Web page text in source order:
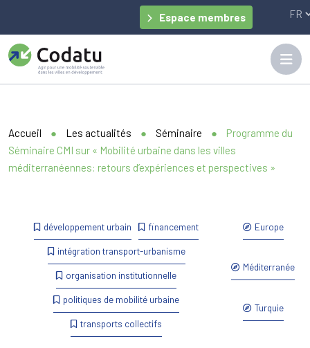
Espace membres
Accueil ● Les actualités ● Séminaire ●
Programme du
Séminaire CMI sur « Mobilité urbaine dans les villes
méditerranéennes: retours d’expériences et perspectives »
développement urbain financement
intégration transport-urbanisme
organisation institutionnelle
politiques de mobilité urbaine
transports collectifs
Europe
Méditerranée
Turquie
Panneau de gestion des cookies